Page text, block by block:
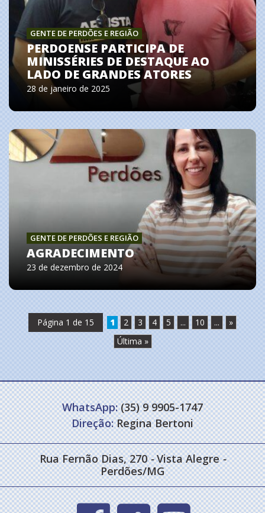
GENTE DE PERDÕES E REGIÃO
PERDOENSE PARTICIPA DE
MINISSÉRIES DE DESTAQUE AO
LADO DE GRANDES ATORES
28 de janeiro de 2025
GENTE DE PERDÕES E REGIÃO
AGRADECIMENTO
23 de dezembro de 2024
Página 1 de 15 1 2 3 4 5 ... 10 ...
»
Última »
WhatsApp:(35) 9 9905-1747
Direção:Regina Bertoni
Rua Fernão Dias, 270- Vista Alegre-
Perdões/MG